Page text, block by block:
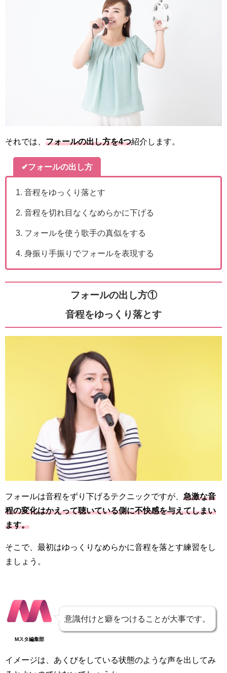
それでは、 フォールの出し方を4つ紹介します。
✔フォールの出し方
音程をゆっくり落とす
音程を切れ目なくなめらかに下げる
フォールを使う歌手の真似をする
身振り手振りでフォールを表現する
フォールの出し方①
音程をゆっくり落とす
フォールは音程をずり下げるテクニックですが、 急激な音
程の変化はかえって聴いている側に不快感を与えてしまい
ます。
そこで、最初はゆっくりなめらかに音程を落とす練習をし
ましょう。
Mスタ編集部
意識付けと癖をつけることが大事です。
イメージは、あくびをしている状態のような声を出してみ